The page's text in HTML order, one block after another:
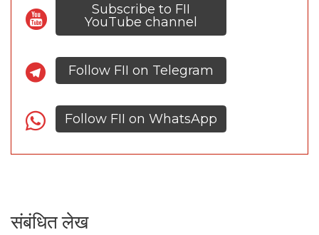
Subscribe to FII
YouTube channel
Follow FII on Telegram
Follow FII on WhatsApp
संबंधित लेख